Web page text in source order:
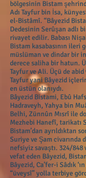
bölgesinin Bistam
Adı Tayfur bin İsa,
el-Bistâmî. “Bâyezid
Dedesinin Serûşan adlı
rivayet edilir. Babası
Bistam kasabasının ileri
müslüman ve dindar bir
derece saliha bir hatun.
Tayfur ve Ali. Üçü de
Tayfur yani Bâyezid
en üstün olanıydı.
Bâyezid Bistami, Ebû
Hadraveyh, Yahya bin
Belhi, Zünnûn Mısrî ile
Mezhebi Hanefî, tarikatı
Bistam’dan ayrıldıktan
Suriye ve Şam civarında
nefsiyiz savaştı. 324/848
vefat eden Bâyezid,
Bâyezid, Ca’fer-i Sâdık
“üveysî” yolla terbiye